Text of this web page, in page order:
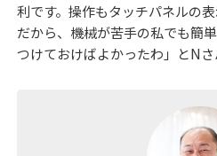
利です。操作もタッチパネルの
だから、機械が苦手の私でも簡
つけておけばよかったわ」とNさ